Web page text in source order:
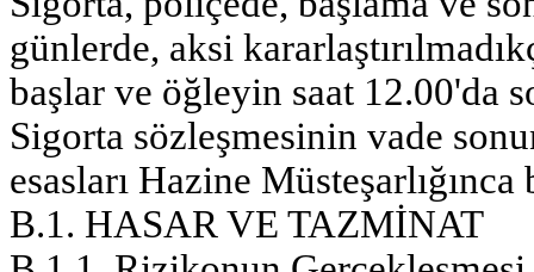
günlerde, aksi
başlar ve öğleyin saat 12.00'da
Sigorta sözleşmesinin vade
esasları Hazine
B.1. HASAR VE TAZMİNAT